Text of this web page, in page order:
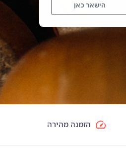
הישאר כאן
הזמנה מהירה